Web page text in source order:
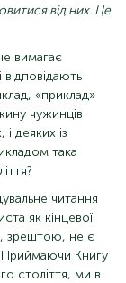
від них. Це
вимагає
«приклад»
чужинців
деяких із
така
читання
як кінцевої
зрештою, не є
Книгу
століття, ми в